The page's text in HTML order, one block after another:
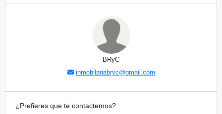
BRyC
inmobilariabryc@gmail.com
¿Prefieres que te contactemos?